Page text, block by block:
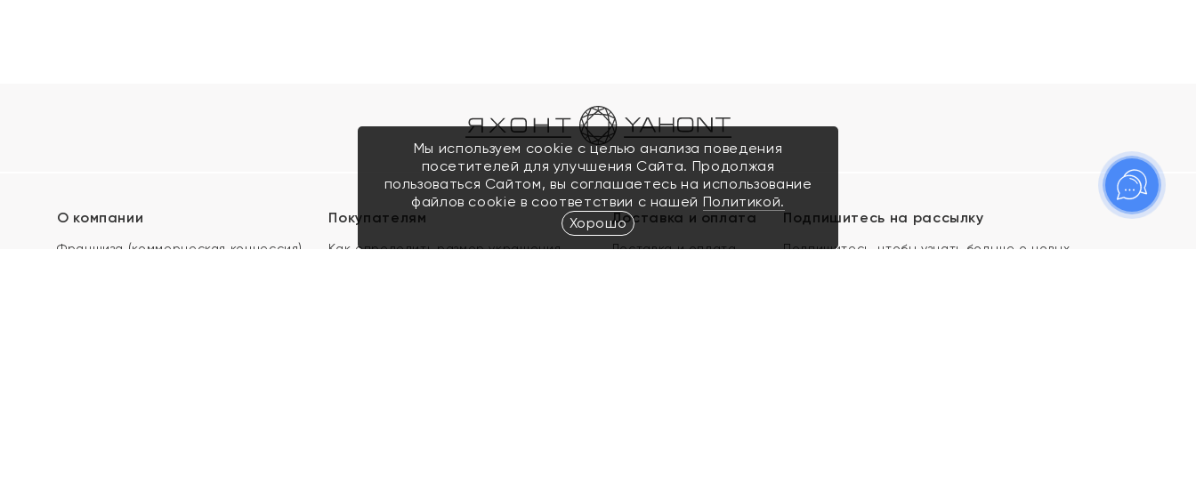
О компании
Франшиза (коммерческая концессия)
Покупателям
Как определить размер украшения
Доставка и оплата
Доставка и оплата
Подпишитесь на рассылку
Подпишитесь, чтобы узнать больше о новых
Мы используем cookie с целью анализа поведения
посетителей для улучшения Сайта. Продолжая
пользоваться Сайтом, вы соглашаетесь на использование
файлов cookie в соответствии с нашей Политикой.
Хорошо